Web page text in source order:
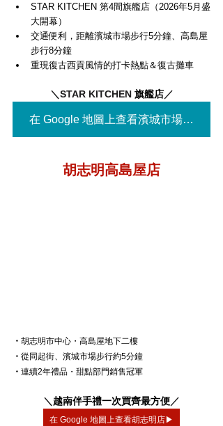
STAR KITCHEN 第4間旗艦店（2026年5月盛
大開幕）
交通便利，距離濱城市場步行5分鐘、高島屋
步行8分鐘
重現復古西貢風情的打卡熱點＆復古攤車
＼STAR KITCHEN 旗艦店／
在 Google 地圖上查看濱城市場店▶
胡志明高島屋店
・ 胡志明市中心・高島屋地下二樓
・ 從同起街、濱城市場步行約5分鐘
・ 連續2年禮品・甜點部門銷售冠軍
＼越南伴手禮一次買齊最方便／
在 Google 地圖上查看胡志明店▶